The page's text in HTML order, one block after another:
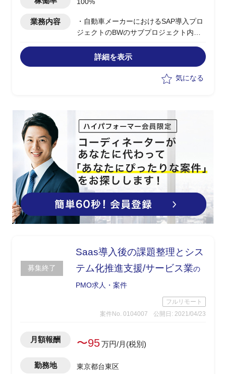
100%
業務内容
・自動車メーカーにおけるSAP導入プロ
ジェクトのBWのサブプロジェクト内で
・社内業務部門や外部ベンダーとのコミ
ュニケーション
・各種打合せのスケジュール調整、会議
詳細を表示
気になる
募集終了
Saas導入後の課題整理とシス
テム化推進支援/サービス業の
PMO求人・案件
フルリモート
案件No. 0104007
公開日: 2021/04/23
月額報酬 〜95万円/月(税別)
勤務地 東京都台東区